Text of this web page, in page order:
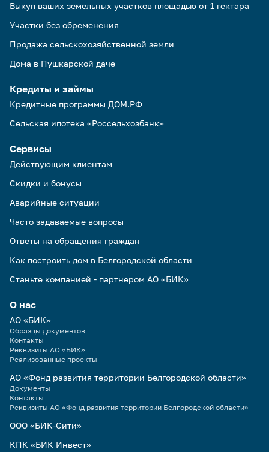
Выкуп ваших земельных участков площадью от 1 гектара
Участки без обременения
Продажа сельскохозяйственной земли
Дома в Пушкарской даче
Кредиты и займы
Кредитные программы ДОМ.РФ
Сельская ипотека «Россельхозбанк»
Сервисы
Действующим клиентам
Скидки и бонусы
Аварийные ситуации
Часто задаваемые вопросы
Ответы на обращения граждан
Как построить дом в Белгородской области
Станьте компанией - партнером АО «БИК»
О нас
АО «БИК»
Образцы документов
Контакты
Реквизиты АО «БИК»
Реализованные проекты
АО «Фонд развития территории Белгородской области»
Документы
Контакты
Реквизиты АО «Фонд развития территории Белгородской области»
ООО «БИК-Сити»
КПК «БИК Инвест»